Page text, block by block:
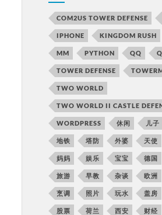
COM2US TOWER DEFENSE
IPHONE KINGDOM RUSH
MM PYTHON QQ
TOWER DEFENSE
TWO WORLD
TWO WORLD II CASTLE
WORDPRESS 休闲 儿子
地铁 塔防 外婆 天使
妈妈 娱乐 宝宝 德国
旅游 早教 杂谈 欧洲
烹调 照片 玩水 盖房
股票 荷兰 西安 财经